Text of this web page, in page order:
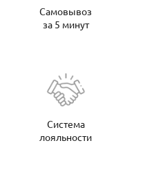
Самовывоз
за 5 минут
Система
лояльности